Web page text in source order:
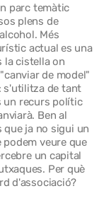
parc temàtic
plens de
Més
actual es una
la cistella on
de model"
s'utilitza de tant
un recurs polític
Ben al
ja no sigui un
veure que
un capital
Per què
d'associació?